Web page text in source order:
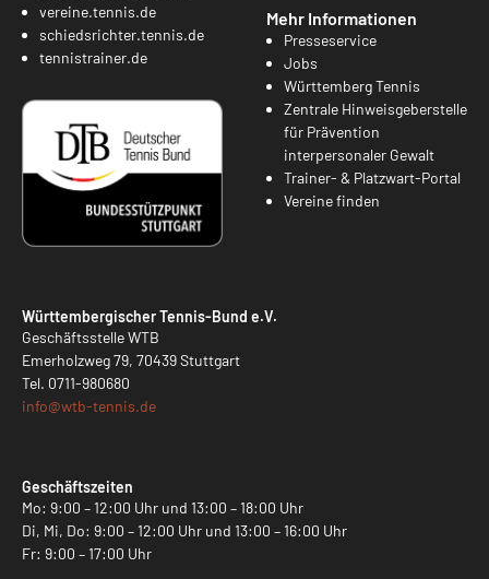
vereine.tennis.de
schiedsrichter.tennis.de
tennistrainer.de
Mehr Informationen
Presseservice
Jobs
Württemberg Tennis
Zentrale Hinweisgeberstelle
für Prävention
interpersonaler Gewalt
Trainer- & Platzwart-Portal
Vereine finden
Württembergischer Tennis-Bund e.V.
Geschäftsstelle WTB
Emerholzweg 79, 70439 Stuttgart
Tel. 0711-980680
info@wtb-tennis.de
Geschäftszeiten
Mo: 9:00 – 12:00 Uhr und 13:00 – 18:00 Uhr
Di, Mi, Do: 9:00 – 12:00 Uhr und 13:00 – 16:00 Uhr
Fr: 9:00 – 17:00 Uhr